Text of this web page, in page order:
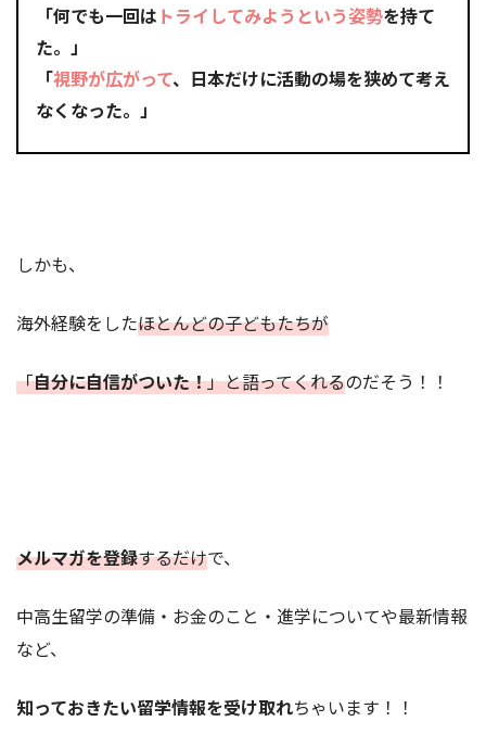
「何でも一回は トライしてみようという姿勢を持て
た。」
「視野が広がって、日本だけに活動の場を狭めて考え
なくなった。」
しかも、
海外経験をしたほとんどの子どもたちが
「自分に自信がついた！」と語ってくれるのだそう！！
メルマガを登録するだけで、
中高生留学の準備・お金のこと・進学についてや最新情報
など、
知っておきたい留学情報を受け取れちゃいます！！